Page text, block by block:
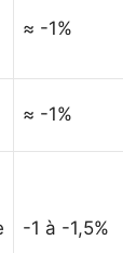
≈ -1%
≈ -1%
-1 à -1,5%